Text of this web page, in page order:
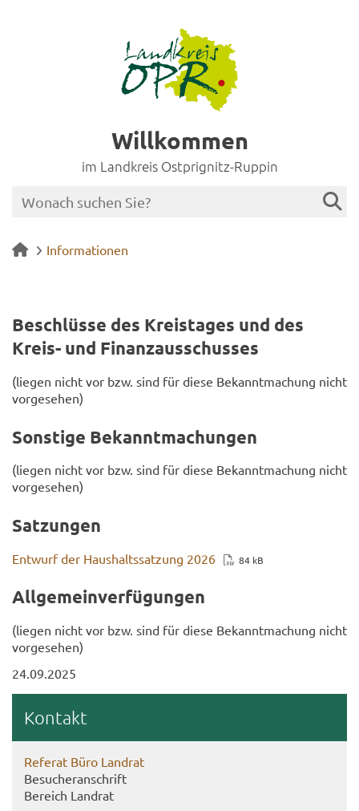
Willkommen
im Landkreis Ostprignitz-Ruppin
Informationen
Be­schlüs­se des Kreis­ta­ges und des
Kreis-​ und Fi­nanz­aus­schus­ses
(lie­gen nicht vor bzw. sind für diese Be­kannt­ma­chung nicht
vor­ge­se­hen)
Sons­ti­ge Be­kannt­ma­chun­gen
(lie­gen nicht vor bzw. sind für diese Be­kannt­ma­chung nicht
vor­ge­se­hen)
Sat­zun­gen
Ent­wurf der Haus­halts­sat­zung 2026 84 kB
All­ge­mein­ver­fü­gun­gen
(lie­gen nicht vor bzw. sind für diese Be­kannt­ma­chung nicht
vor­ge­se­hen)
24.09.2025
Kon­takt
Re­fe­rat Büro Land­rat
Be­su­cher­an­schrift
Be­reich Land­rat